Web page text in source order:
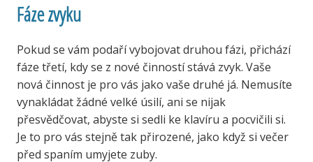
Fáze zvyku
Pokud se vám podaří vybojovat druhou fázi, přichází
fáze třetí, kdy se z nové činností stává zvyk. Vaše
nová činnost je pro vás jako vaše druhé já. Nemusíte
vynakládat žádné velké úsilí, ani se nijak
přesvědčovat, abyste si sedli ke klavíru a pocvičili si.
Je to pro vás stejně tak přirozené, jako když si večer
před spaním umyjete zuby.